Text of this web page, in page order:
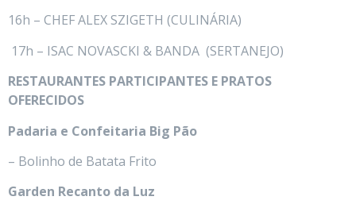
16h – CHEF ALEX SZIGETH (CULINÁRIA)
17h – ISAC NOVASCKI & BANDA (SERTANEJO)
RESTAURANTES PARTICIPANTES E PRATOS
OFERECIDOS
Padaria e Confeitaria Big Pão
– Bolinho de Batata Frito
Garden Recanto da Luz